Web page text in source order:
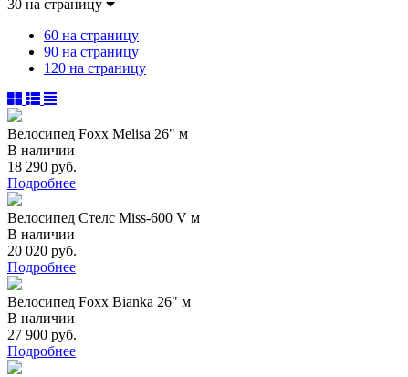
30 на страницу
60 на страницу
90 на страницу
120 на страницу
Велосипед Foxx Melisa 26" м
В наличии
18 290 руб.
Подробнее
Велосипед Стелс Miss-600 V м
В наличии
20 020 руб.
Подробнее
Велосипед Foxx Bianka 26" м
В наличии
27 900 руб.
Подробнее